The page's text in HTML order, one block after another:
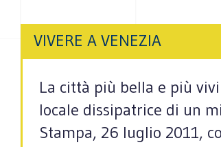
VIVERE A VENEZIA
La città più bella e più
locale dissipatrice di un
Stampa, 26 luglio 2011,